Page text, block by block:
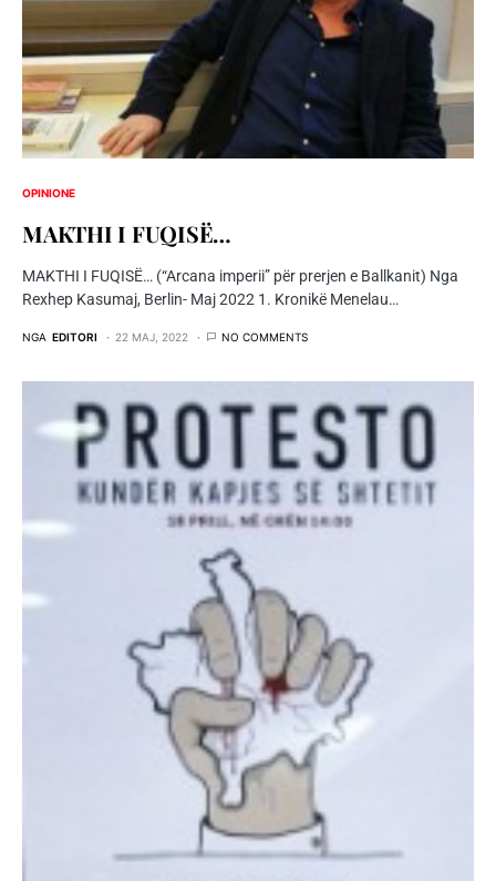
OPINIONE
MAKTHI I FUQISË…
MAKTHI I FUQISË… (“Arcana imperii” për prerjen e Ballkanit) Nga
Rexhep Kasumaj, Berlin- Maj 2022 1. Kronikë Menelau…
NGA EDITORI 22 MAJ, 2022 NO COMMENTS